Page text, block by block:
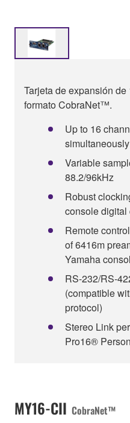
Tarjeta de expansión
formato CobraNet™.
Up to 16
simultaneously
Variable
88.2/96kHz
Robust
console
Remote
of 6416m
Yamaha
RS-232/RS-
(compatible
protocol)
Stereo Link
Pro16®
MY16-CII CobraNet™